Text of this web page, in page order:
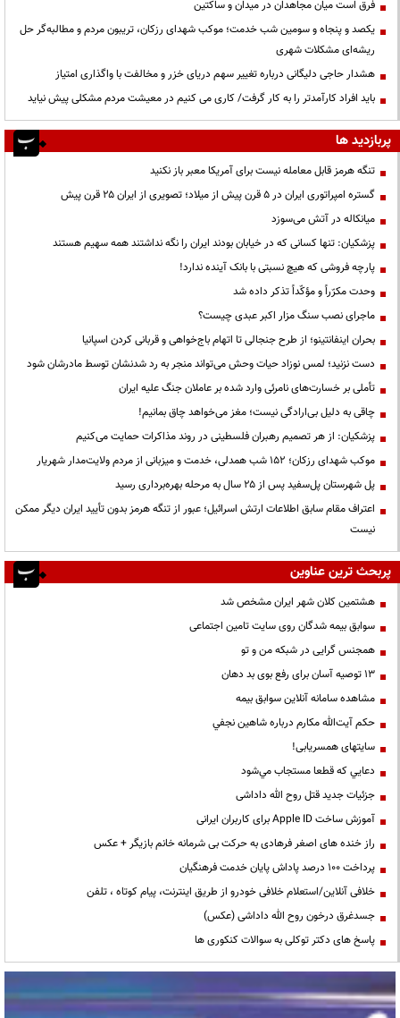
فرق است میان مجاهدان در میدان و ساکتین
یکصد و پنجاه و سومین شب خدمت؛ موکب شهدای رزکان، تریبون مردم و مطالبه‌گر حل
ریشه‌ای مشکلات شهری
هشدار حاجی دلیگانی درباره تغییر سهم دریای خزر و مخالفت با واگذاری امتیاز
باید افراد کارآمدتر را به کار گرفت/ کاری می کنیم در معیشت مردم مشکلی پیش نیاید
پربازدید ها
تنگه هرمز قابل معامله نیست برای آمریکا معبر باز نکنید
گستره امپراتوری ایران در ۵ قرن پیش از میلاد؛ تصویری از ایران ۲۵ قرن پیش
میانکاله در آتش می‌سوزد
پزشکیان: تنها کسانی که در خیابان بودند ایران را نگه نداشتند همه سهیم هستند
پارچه فروشی که هیچ نسبتی با بانک آینده ندارد!
وحدت مکرّراً و مؤکّداً تذکر داده شد
ماجرای نصب سنگ مزار اکبر عبدی چیست؟
بحران اینفانتینو؛ از طرح جنجالی تا اتهام باج‌خواهی و قربانی کردن اسپانیا
دست نزنید؛ لمس نوزاد حیات وحش می‌تواند منجر به رد شدنشان توسط مادرشان شود
تأملی بر خسارت‌های نامرئی وارد شده بر عاملان جنگ علیه ایران
چاقی به دلیل بی‌ارادگی نیست؛ مغز می‌خواهد چاق بمانیم!
پزشکیان: از هر تصمیم رهبران فلسطینی در روند مذاکرات حمایت می‌کنیم
موکب شهدای رزکان؛ ۱۵۲ شب همدلی، خدمت و میزبانی از مردم ولایت‌مدار شهریار
پل شهرستان پل‌سفید پس از ۲۵ سال به مرحله بهره‌برداری رسید
اعتراف مقام سابق اطلاعات ارتش اسرائیل؛ عبور از تنگه هرمز بدون تأیید ایران دیگر ممکن
نیست
پربحث ترین عناوین
هشتمین کلان شهر ایران مشخص شد
سوابق بیمه شدگان روی سایت تامین اجتماعی
همجنس گرایی در شبکه من و تو
13 توصیه آسان برای رفع بوی بد دهان
مشاهده سامانه آنلاين سوابق بیمه
حكم آيت‌الله مكارم درباره شاهين نجفي
سایتهای همسریابی!
دعايي كه قطعا مستجاب مي‌شود
جزئیات جدید قتل روح الله داداشی
آموزش ساخت Apple ID برای کاربران ایرانی
راز خنده های اصغر فرهادی به حرکت بی شرمانه خانم بازیگر + عکس
پرداخت ۱۰۰ درصد پاداش پایان خدمت فرهنگیان
خلافی آنلاین/استعلام خلافی خودرو از طریق اینترنت، پیام کوتاه ، تلفن
جسدغرق درخون روح الله داداشی (عکس)
پاسخ های دکتر توکلی به سوالات کنکوری ها